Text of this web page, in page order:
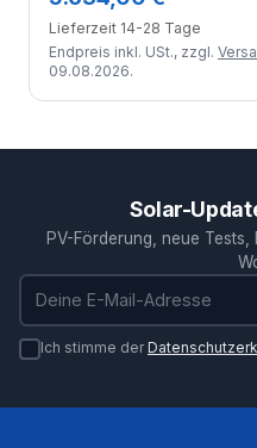
Lieferzeit 14-28 Tage
Endpreis inkl. USt., zzgl.
09.08.2026.
Solar-
PV-Förderung, neue
E-Mail-Adresse
Ich stimme der